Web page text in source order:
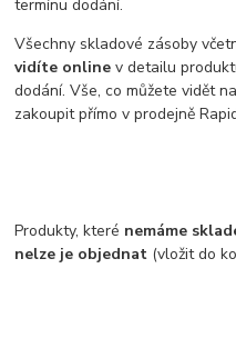
termínu dodání.
Všechny skladové zásoby
vidíte online v detailu
dodání. Vše, co můžete vidět
zakoupit přímo v prodejně
Produkty, které nemáme
nelze je objednat (vložit do